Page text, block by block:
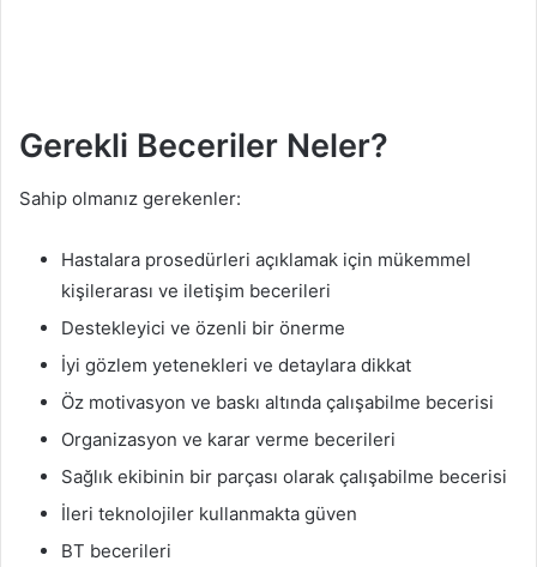
Gerekli Beceriler Neler?
Sahip olmanız gerekenler:
Hastalara prosedürleri açıklamak için mükemmel
kişilerarası ve iletişim becerileri
Destekleyici ve özenli bir önerme
İyi gözlem yetenekleri ve detaylara dikkat
Öz motivasyon ve baskı altında çalışabilme becerisi
Organizasyon ve karar verme becerileri
Sağlık ekibinin bir parçası olarak çalışabilme becerisi
İleri teknolojiler kullanmakta güven
BT becerileri